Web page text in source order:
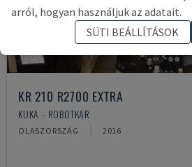
KR 210 R2700 EXTRA
KUKA - ROBOTKAR
OLASZORSZÁG 2016
arról, hogyan használjuk az adatait.
SÜTI BEÁLLÍTÁSOK